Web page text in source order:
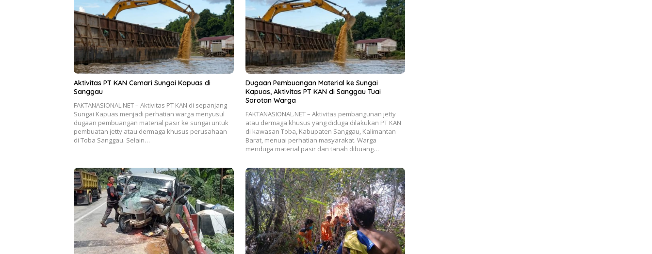
Aktivitas PT KAN Cemari Sungai Kapuas di
Sanggau
FAKTANASIONAL.NET – Aktivitas PT KAN di sepanjang
Sungai Kapuas menjadi perhatian warga menyusul
dugaan pembuangan material pasir ke sungai untuk
pembuatan jetty atau dermaga khusus perusahaan
di Toba Sanggau. Selain…
Dugaan Pembuangan Material ke Sungai
Kapuas, Aktivitas PT KAN di Sanggau Tuai
Sorotan Warga
FAKTANASIONAL.NET – Aktivitas pembangunan jetty
atau dermaga khusus yang diduga dilakukan PT KAN
di kawasan Toba, Kabupaten Sanggau, Kalimantan
Barat, menuai perhatian masyarakat. Warga
menduga material pasir dan tanah dibuang…